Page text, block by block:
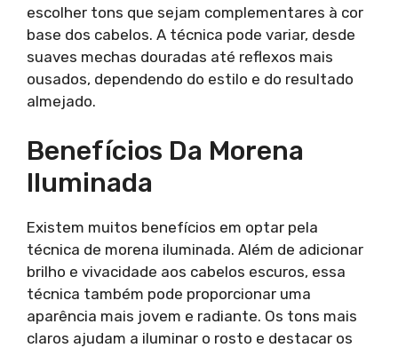
escolher tons que sejam complementares à cor
base dos cabelos. A técnica pode variar, desde
suaves mechas douradas até reflexos mais
ousados, dependendo do estilo e do resultado
almejado.
Benefícios Da Morena
Iluminada
Existem muitos benefícios em optar pela
técnica de morena iluminada. Além de adicionar
brilho e vivacidade aos cabelos escuros, essa
técnica também pode proporcionar uma
aparência mais jovem e radiante. Os tons mais
claros ajudam a iluminar o rosto e destacar os